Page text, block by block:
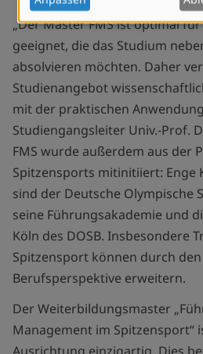
„Der Master FMS ist optimal
geeignet, die das Studium
absolvieren möchten. Daher
Studienangebot
mit der praktischen
Studiengangsleiter Univ.-Prof.
FMS wurde außerdem aus der
Spitzensports mitinitiiert: Enge
sind der Deutsche Olympische
seine Führungsakademie und
Köln des DOSB. Insbesondere
Spitzensport können durch den
Berufsperspektive erweitern.
Der Weiterbildungsmaster
Management im Spitzensport“
und
Cookies